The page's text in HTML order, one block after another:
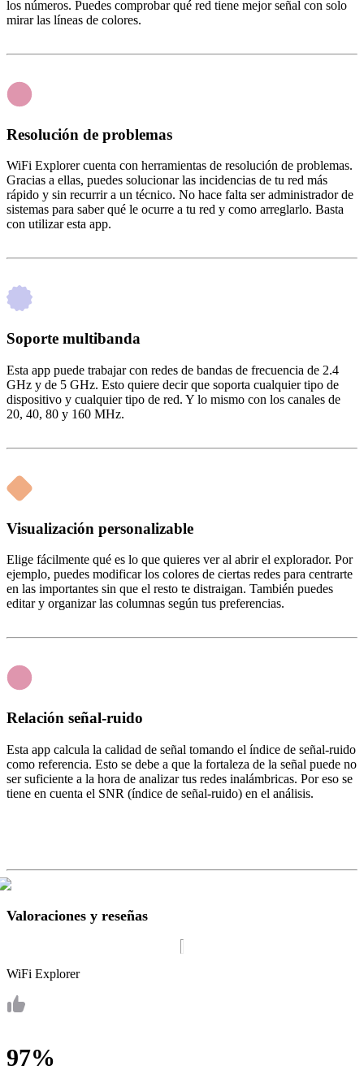
los números. Puedes comprobar qué red tiene mejor señal con solo
mirar las líneas de colores.
Resolución de problemas
WiFi Explorer cuenta con herramientas de resolución de problemas.
Gracias a ellas, puedes solucionar las incidencias de tu red más
rápido y sin recurrir a un técnico. No hace falta ser administrador de
sistemas para saber qué le ocurre a tu red y como arreglarlo. Basta
con utilizar esta app.
Soporte multibanda
Esta app puede trabajar con redes de bandas de frecuencia de 2.4
GHz y de 5 GHz. Esto quiere decir que soporta cualquier tipo de
dispositivo y cualquier tipo de red. Y lo mismo con los canales de
20, 40, 80 y 160 MHz.
Visualización personalizable
Elige fácilmente qué es lo que quieres ver al abrir el explorador. Por
ejemplo, puedes modificar los colores de ciertas redes para centrarte
en las importantes sin que el resto te distraigan. También puedes
editar y organizar las columnas según tus preferencias.
Relación señal-ruido
Esta app calcula la calidad de señal tomando el índice de señal-ruido
como referencia. Esto se debe a que la fortaleza de la señal puede no
ser suficiente a la hora de analizar tus redes inalámbricas. Por eso se
tiene en cuenta el SNR (índice de señal-ruido) en el análisis.
Valoraciones y reseñas
WiFi Explorer
97%